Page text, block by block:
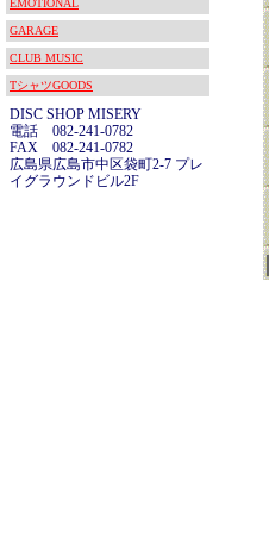
EMOTIONAL
GARAGE
CLUB MUSIC
TシャツGOODS
DISC SHOP MISERY
電話 082-241-0782
FAX 082-241-0782
広島県広島市中区袋町2-7 プレ
イグラウンドビル2F